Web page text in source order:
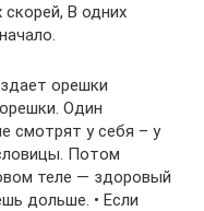
В одних
орешки
Один
смотрят у себя – у
Потом
теле — здоровый
дольше. • Если